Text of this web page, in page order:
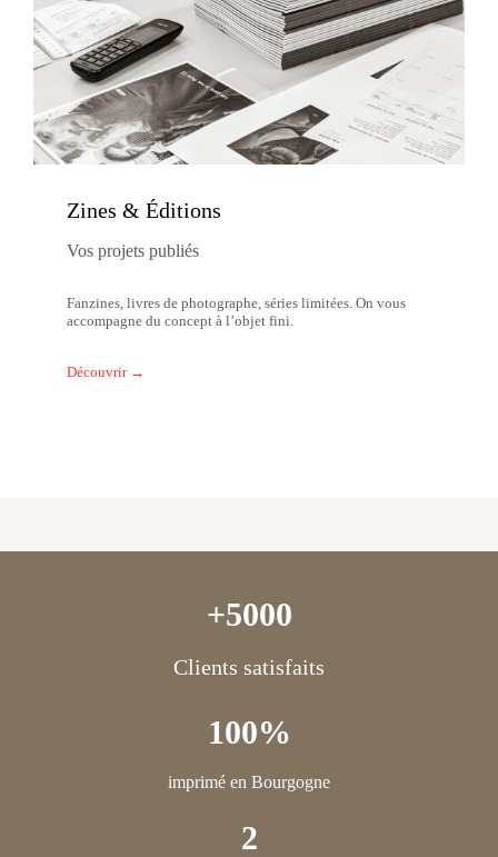
Zines & Éditions
Vos projets publiés
Fanzines, livres de photographe, séries limitées. On vous
accompagne du concept à l’objet fini.
Découvrir →
+5000
Clients satisfaits
100%
imprimé en Bourgogne
2